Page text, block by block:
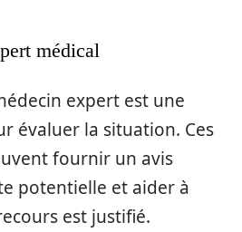
médical
expert est une
évaluer la situation. Ces
fournir un avis
potentielle et aider à
est justifié.